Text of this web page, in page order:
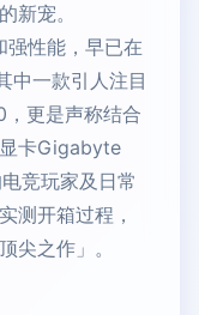
新宠。
性能，早已在
中一款引人注目
更是声称结合
卡Gigabyte
竞玩家及日常
测开箱过程，
尖之作」。